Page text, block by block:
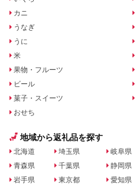
カニ
うなぎ
うに
米
果物・フルーツ
ビール
菓子・スイーツ
おせち
地域から返礼品を探す
北海道
青森県
岩手県
埼玉県
千葉県
東京都
岐阜県
静岡県
愛知県